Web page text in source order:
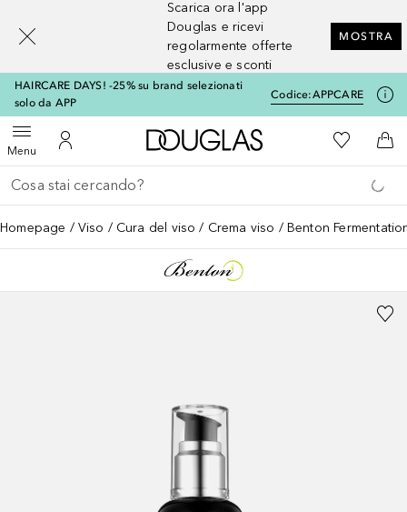
Scarica ora l'app
Douglas e ricevi
regolarmente offerte
esclusive e sconti
MOSTRA
HAIRCARE DAYS! -25% su brand selezionati
solo da APP
Codice:APPCARE
MenuApri menuAl Mio Account
A Douglas HomeAlla Mia
Al
Torna indietro
Esegui ricerca
Homepage Viso Cura del viso Crema viso Benton
[navigation.slideout.screenreader]